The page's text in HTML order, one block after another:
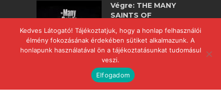
Végre: THE MANY
SAINTS OF
maffiózók
nagyjátékfilm!
COPYRIGHT © 2017 POWERED BYWWW.MAFFIOZOK.HU
Kedves Látogató! Tájékoztatjuk, hogy a honlap felhasználói
élmény fokozásának érdekében sütiket alkalmazunk. A
honlapunk használatával ön a tájékoztatásunkat tudomásul
veszi.
Elfogadom